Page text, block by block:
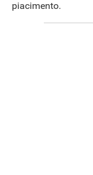
piacimento.